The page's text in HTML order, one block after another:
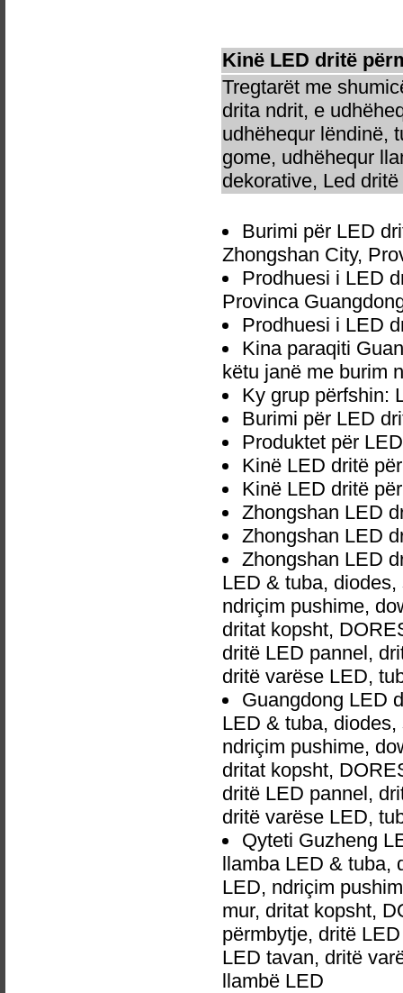
Kinë LED dritë
Tregtarët me
drita ndrit, e
udhëhequr lëndinë,
gome, udhëhequr
dekorative, Led
Burimi për LED
Zhongshan City,
Prodhuesi i LED
Provinca
Prodhuesi i LED
Kina paraqiti
këtu janë me burim
Ky grup përfshin:
Burimi për LED
Produktet për
Kinë LED dritë
Kinë LED dritë
Zhongshan LED
Zhongshan LED
Zhongshan LED
LED & tuba,
ndriçim pushime,
dritat kopsht,
dritë LED pannel,
dritë varëse LED,
Guangdong LED
LED & tuba,
ndriçim pushime,
dritat kopsht,
dritë LED pannel,
dritë varëse LED,
Qyteti Guzheng
llamba LED & tuba,
LED, ndriçim
mur, dritat kopsht,
përmbytje, dritë
LED tavan, dritë
llambë LED